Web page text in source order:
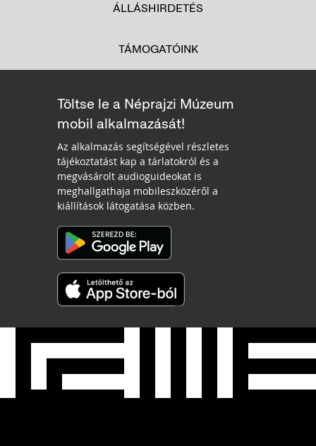
ÁLLÁSHIRDETÉS
TÁMOGATÓINK
Töltse le a Néprajzi Múzeum
mobil alkalmazását!
Az alkalmazás segítségével részletes
tájékoztatást kap a tárlatokról és a
megvásárolt audioguideokat is
meghallgathaja mobileszközéről a
kiállítások látogatása közben.